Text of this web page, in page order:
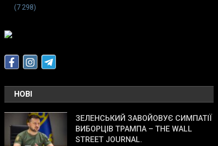
(7 298)
НОВІ
ЗЕЛЕНСЬКИЙ ЗАВОЙОВУЄ СИМПАТІЇ
ВИБОРЦІВ ТРАМПА – THE WALL
STREET JOURNAL.